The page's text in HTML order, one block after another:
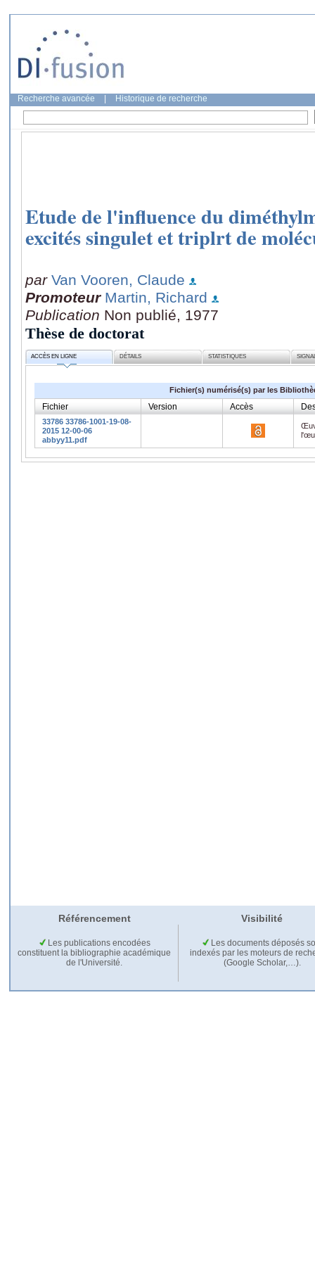
Recherche avancée Historique de recherche
Etude de l'influence du
excités singulet et triplrt de
par Van Vooren, Claude
Promoteur Martin, Richard
Publication Non publié, 1977
Thèse de doctorat
ACCÈS EN LIGNE DÉTAILS STATISTIQUES
Fichier(s) numérisé(s) par les
Fichier Version Accès
33786 33786-1001-19-08-
2015 12-00-06
abbyy11.pdf
Référencement Visibilité
Les publications encodées
constituent la bibliographie académique
de l'Université.
Les documents déposés
indexés par les moteurs de
(Google Scholar,…).